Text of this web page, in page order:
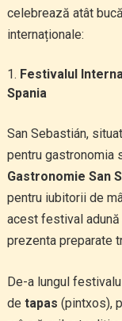
celebrează atât
internaționale:
Festivalul
Spania
San Sebastián,
pentru gastronomia
Gastronomie San
pentru iubitorii de
acest festival adună
prezenta preparate
De-a lungul
de tapas (pintxos),